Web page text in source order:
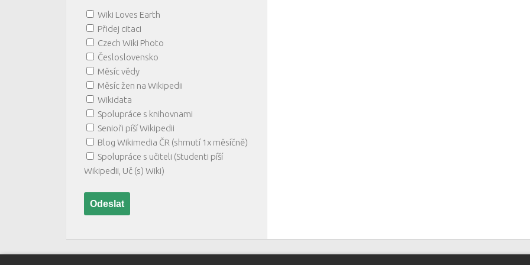
Wiki Loves Earth
Přidej citaci
Czech Wiki Photo
Česloslovensko
Měsíc vědy
Měsíc žen na Wikipedii
Wikidata
Spolupráce s knihovnami
Senioři píší Wikipedii
Blog Wikimedia ČR (shrnutí 1x měsíčně)
Spolupráce s učiteli (Studenti píší
Wikipedii, Uč (s) Wiki)